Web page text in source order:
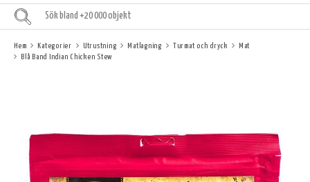
Hem Kategorier Utrustning Matlagning Turmat och dryck
Mat
Blå Band Indian Chicken Stew